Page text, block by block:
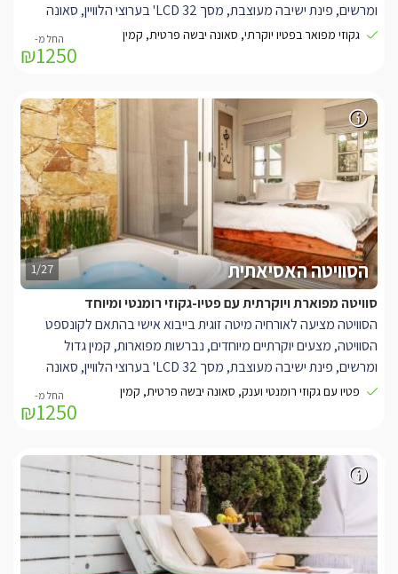
ומרשים, פינת ישיבה מעוצבת, מסך LCD 32' בערוצי הלוויין, סאונה
יבשה אינטימית פרטית, פינת אספרסו הכוללת מכונה מקצועית וערכת
קפה ותה, חדר רחצה מרהיב, מרפסת פטיו פרטית הכוללת ג'קוזי גדול.
החורף, פינות ישיבה יוקרתיות עם קמין, מיטות שיזוף ואזורי אירוח
המשקיפים לירדן ההררי והכנרת.
גקוזי מפואר בפטיו יוקרתי, סאונה יבשה פרטית, קמין
₪1250
1/27 הסוויטה האסיאתית
סוויטה מפוארת ויוקרתית עם פטיו-גקוזי רומנטי ומיוחד
הסוויטה מציעה לאורחיה מיטה זוגית בייבוא אישי בהתאם לקונספט
הסוויטה, מצעים יוקרתיים מיוחדים, נברשות מפוארות, קמין גדול
ומרשים, פינת ישיבה מעוצבת, מסך LCD 32' בערוצי הלוויין, סאונה
יבשה פרטית, פינת אספרסו הכוללת מכונה מקצועית וערכת קפה, חדר
רחצה אינטימי מרהיב, מרפסת פטיו פרטית הכוללת ג'קוזי גדול. במתחם
ומחוממת בעונת החורף, פינות ישיבה יוקרתיות עם קמין, מיטות שיזוף
ואזורי אירוח המשקיפים לירדן ההררי והכנרת.
פטיו עם גקוזי רומנטי וענק, סאונה יבשה פרטית, קמין
₪1250